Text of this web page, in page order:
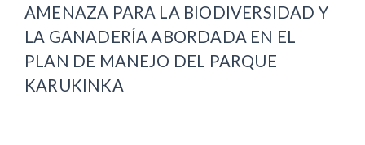
AMENAZA PARA LA BIODIVERSIDAD Y
LA GANADERÍA ABORDADA EN EL
PLAN DE MANEJO DEL PARQUE
KARUKINKA